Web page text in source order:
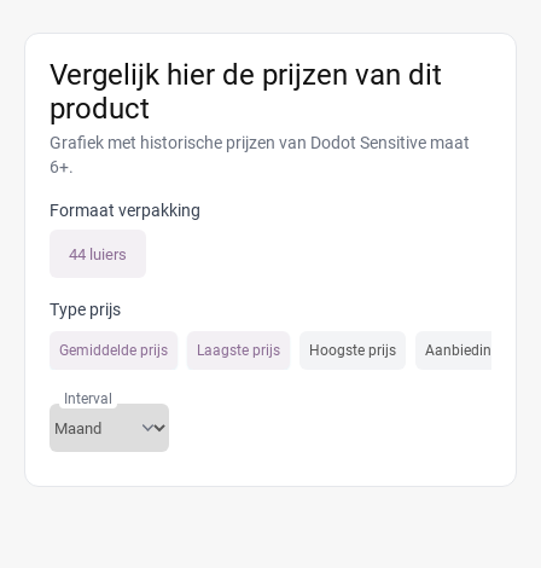
Vergelijk hier de prijzen van dit
product
Grafiek met historische prijzen van Dodot Sensitive maat
6+.
Formaat verpakking
44 luiers
Type prijs
Gemiddelde prijs Laagste prijs Hoogste prijs Aanbiedings prijs
Interval